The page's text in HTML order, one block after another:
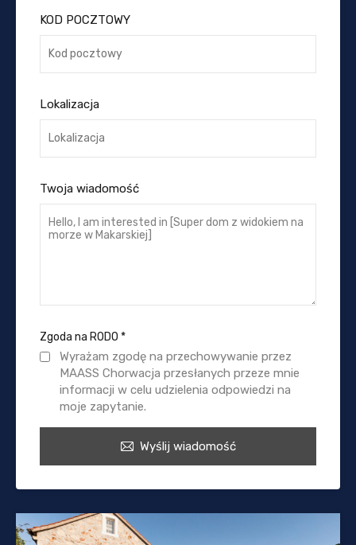
KOD POCZTOWY
Lokalizacja
Twoja wiadomość
Zgoda na RODO *
Wyrażam zgodę na przechowywanie przez
MAASS Chorwacja przesłanych przeze mnie
informacji w celu udzielenia odpowiedzi na
moje zapytanie.
Wyślij wiadomość